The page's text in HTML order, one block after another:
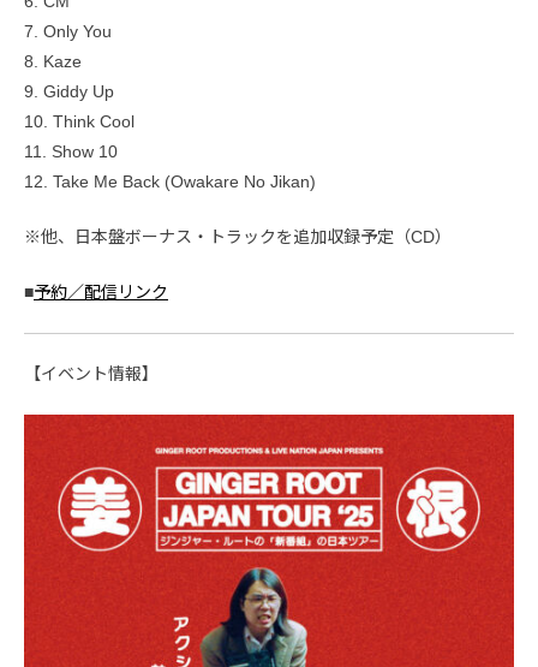
7. Only You
8. Kaze
9. Giddy Up
10. Think Cool
11. Show 10
12. Take Me Back (Owakare No Jikan)
※他、日本盤ボーナス・トラックを追加収録予定（CD）
■予約／配信リンク
【イベント情報】